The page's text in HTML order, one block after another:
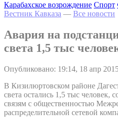
Карабахское возрождение Спорт
Вестник Кавказа — Все новости
Авария на
света 1,5 тыс
Опубликовано: 19:14, 18 апр
В Кизилюртовском районе
света остались 1,5 тыс человек,
связям с общественностью
распределительной сетевой